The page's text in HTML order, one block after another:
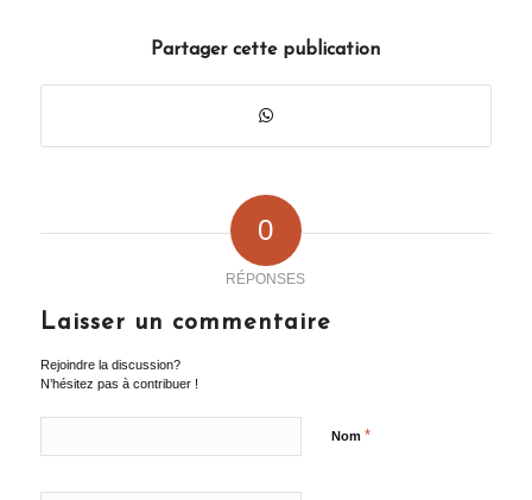
Partager cette publication
0
RÉPONSES
Laisser un commentaire
Rejoindre la discussion?
N’hésitez pas à contribuer !
Nom *